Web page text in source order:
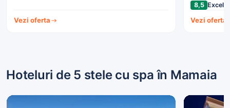
Vezi oferta
8,5
Vezi oferta
Hoteluri de 5 stele cu spa în Mamaia